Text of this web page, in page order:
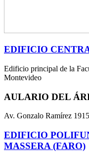
EDIFICIO
Edificio principal de la
Montevideo
AULARIO DEL
Av. Gonzalo Ramírez
EDIFICIO
MASSERA (FARO)